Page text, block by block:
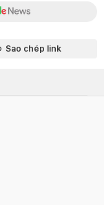
Sao chép link